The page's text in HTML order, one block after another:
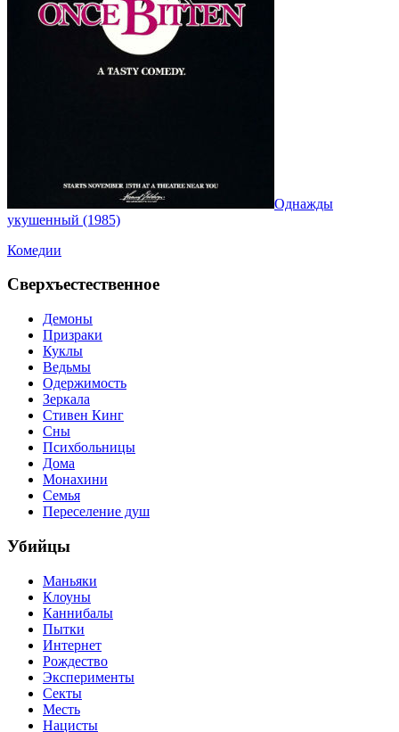
Однажды
укушенный (1985)
Комедии
Сверхъестественное
Демоны
Призраки
Куклы
Ведьмы
Одержимость
Зеркала
Стивен Кинг
Сны
Психбольницы
Дома
Монахини
Семья
Переселение душ
Убийцы
Маньяки
Клоуны
Каннибалы
Пытки
Интернет
Рождество
Эксперименты
Секты
Месть
Нацисты